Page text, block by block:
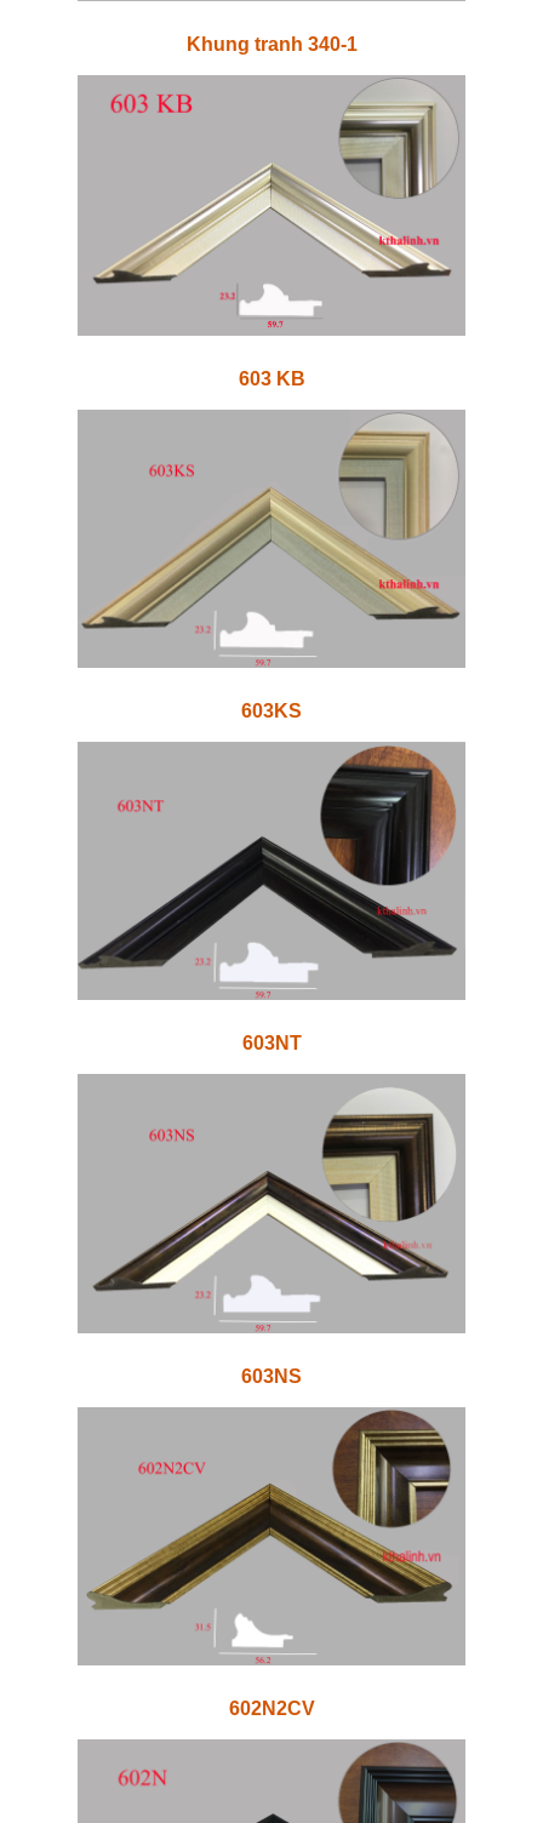
Khung tranh 340-1
603 KB
603KS
603NT
603NS
602N2CV